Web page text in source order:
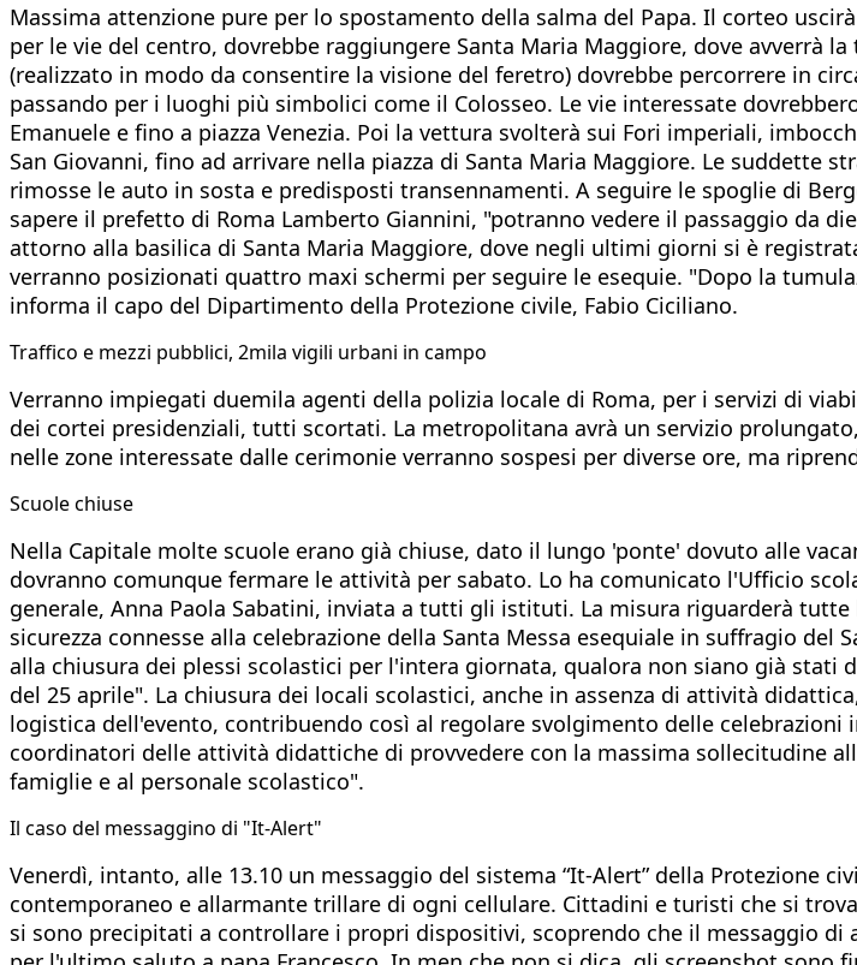
Massima attenzione pure per lo spostamento della salma del Papa. Il corteo
per le vie del centro, dovrebbe raggiungere Santa Maria Maggiore, dove avverrà
(realizzato in modo da consentire la visione del feretro) dovrebbe percorrere in
passando per i luoghi più simbolici come il Colosseo. Le vie interessate
Emanuele e fino a piazza Venezia. Poi la vettura svolterà sui Fori imperiali,
San Giovanni, fino ad arrivare nella piazza di Santa Maria Maggiore. Le suddette
rimosse le auto in sosta e predisposti transennamenti. A seguire le spoglie di
sapere il prefetto di Roma Lamberto Giannini, "potranno vedere il passaggio da
attorno alla basilica di Santa Maria Maggiore, dove negli ultimi giorni si è
verranno posizionati quattro maxi schermi per seguire le esequie. "Dopo la
informa il capo del Dipartimento della Protezione civile, Fabio Ciciliano.
Traffico e mezzi pubblici, 2mila vigili urbani in campo
Verranno impiegati duemila agenti della polizia locale di Roma, per i servizi di
dei cortei presidenziali, tutti scortati. La metropolitana avrà un servizio
nelle zone interessate dalle cerimonie verranno sospesi per diverse ore, ma
Scuole chiuse
Nella Capitale molte scuole erano già chiuse, dato il lungo 'ponte' dovuto alle
dovranno comunque fermare le attività per sabato. Lo ha comunicato l'Ufficio
generale, Anna Paola Sabatini, inviata a tutti gli istituti. La misura riguarderà
sicurezza connesse alla celebrazione della Santa Messa esequiale in suffragio
alla chiusura dei plessi scolastici per l'intera giornata, qualora non siano già
del 25 aprile". La chiusura dei locali scolastici, anche in assenza di attività
logistica dell'evento, contribuendo così al regolare svolgimento delle
coordinatori delle attività didattiche di provvedere con la massima sollecitudine
famiglie e al personale scolastico".
​Il caso del messaggino di "It-Alert"
Venerdì, intanto, alle 13.10 un messaggio del sistema “It-Alert” della Protezione
contemporaneo e allarmante trillare di ogni cellulare. Cittadini e turisti che si
si sono precipitati a controllare i propri dispositivi, scoprendo che il messaggio